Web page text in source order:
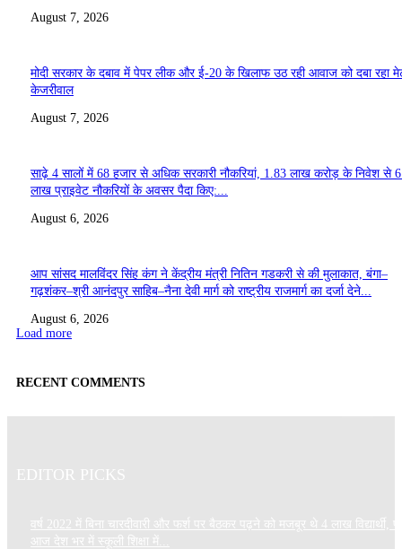
August 7, 2026
मोदी सरकार के दबाव में पेपर लीक और ई-20 के खिलाफ उठ रही आवाज को दबा रहा
केजरीवाल
August 7, 2026
साढ़े 4 सालों में 68 हजार से अधिक सरकारी नौकरियां, 1.83 लाख करोड़ के निवेश से
लाख प्राइवेट नौकरियों के अवसर पैदा किए:...
August 6, 2026
आप सांसद मालविंदर सिंह कंग ने केंद्रीय मंत्री नितिन गडकरी से की मुलाकात, बंगा–
गढ़शंकर–श्री आनंदपुर साहिब–नैना देवी मार्ग को राष्ट्रीय राजमार्ग का दर्जा देने...
August 6, 2026
Load more
RECENT COMMENTS
EDITOR PICKS
वर्ष 2022 में बिना चारदीवारी और फर्श पर बैठकर पढ़ने को मजबूर थे 4 लाख विद्यार्थी,
आज देश भर में स्कूली शिक्षा में...